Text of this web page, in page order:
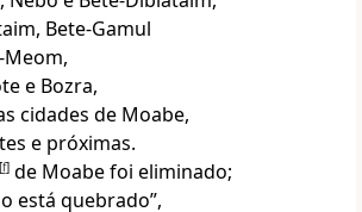
Bete-Gamul
Meom,
e Bozra,
cidades de Moabe,
e próximas.
f]de Moabe foi eliminado;
está quebrado”,